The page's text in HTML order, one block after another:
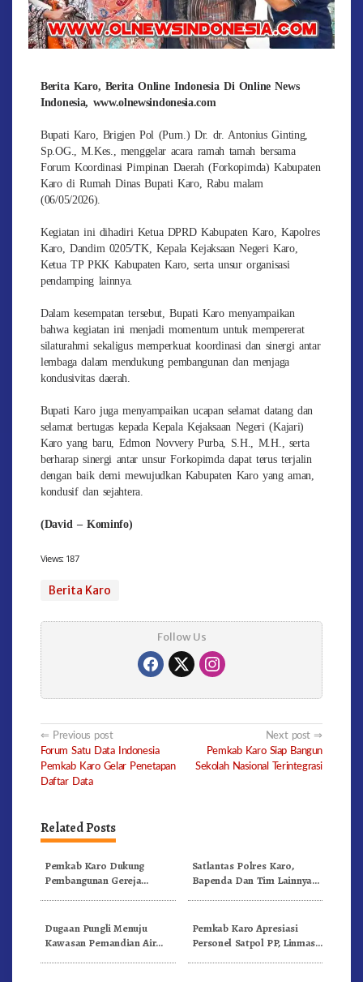
Berita Karo, Berita Online Indonesia Di Online News
Indonesia, www.olnewsindonesia.com
Bupati Karo, Brigjen Pol (Purn.) Dr. dr. Antonius Ginting,
Sp.OG., M.Kes., menggelar acara ramah tamah bersama
Forum Koordinasi Pimpinan Daerah (Forkopimda) Kabupaten
Karo di Rumah Dinas Bupati Karo, Rabu malam
(06/05/2026).
Kegiatan ini dihadiri Ketua DPRD Kabupaten Karo, Kapolres
Karo, Dandim 0205/TK, Kepala Kejaksaan Negeri Karo,
Ketua TP PKK Kabupaten Karo, serta unsur organisasi
pendamping lainnya.
Dalam kesempatan tersebut, Bupati Karo menyampaikan
bahwa kegiatan ini menjadi momentum untuk mempererat
silaturahmi sekaligus memperkuat koordinasi dan sinergi antar
lembaga dalam mendukung pembangunan dan menjaga
kondusivitas daerah.
Bupati Karo juga menyampaikan ucapan selamat datang dan
selamat bertugas kepada Kepala Kejaksaan Negeri (Kajari)
Karo yang baru, Edmon Novvery Purba, S.H., M.H., serta
berharap sinergi antar unsur Forkopimda dapat terus terjalin
dengan baik demi mewujudkan Kabupaten Karo yang aman,
kondusif dan sejahtera.
(David – Kominfo)
Views: 187
Berita Karo
Follow Us
Post
navigation
Previous post
Forum Satu Data Indonesia
Pemkab Karo Gelar Penetapan
Daftar Data
Next post
Pemkab Karo Siap Bangun
Sekolah Nasional Terintegrasi
Related Posts
Pemkab Karo Dukung
Pembangunan Gereja
Satlantas Polres Karo,
Bapenda Dan Tim Lainnya
Dugaan Pungli Menuju
Kawasan Pemandian Air
Pemkab Karo Apresiasi
Personel Satpol PP, Linmas,